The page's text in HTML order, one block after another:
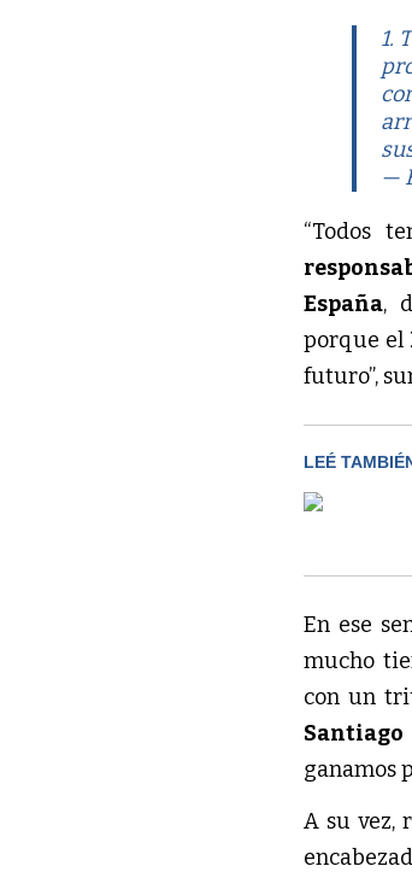
1.
—
“Todos
España,
porque el
futuro”,
LEÉ
En ese
mucho
con un
Santiago
ganamos
A su vez,